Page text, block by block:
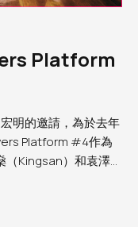
Platform
明的邀請，為於去年
Platform #4作為
Kingsan）和袁澤森
這個計劃的經驗和